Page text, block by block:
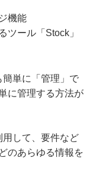
機能
ツール「Stock」
単に「管理」で
に管理する方法が
して、要件など
のあらゆる情報を